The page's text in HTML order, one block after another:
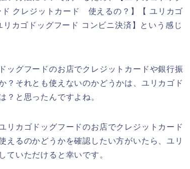
クレジットカード 使えるの？】【 ユリカゴ
カゴドッグフード コンビニ決済】という感じ
ッグフードのお店でクレジットカードや銀行振
？それとも使えないのかどうかは、ユリカゴド
？と思ったんですよね。
リカゴドッグフードのお店でクレジットカード
えるのかどうかを確認したい方がいたら、ユリ
ていただけると幸いです。